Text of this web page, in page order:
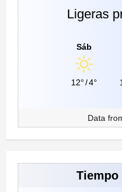
Ligeras
Sáb
12°/4°
Data
Tiempo